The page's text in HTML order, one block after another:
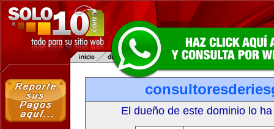
El dueño de este dominio lo